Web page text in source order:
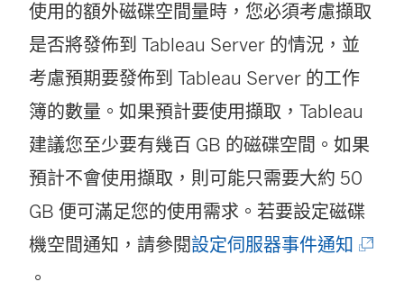
使用的額外磁碟空間量時，您必須考慮擷取
是否將發佈到 Tableau Server 的情況，並
考慮預期要發佈到 Tableau Server 的工作
簿的數量。如果預計要使用擷取，Tableau
建議您至少要有幾百 GB 的磁碟空間。如果
預計不會使用擷取，則可能只需要大約 50
GB 便可滿足您的使用需求。若要設定磁碟
機空間通知，請參閱設定伺服器事件通知 (
。